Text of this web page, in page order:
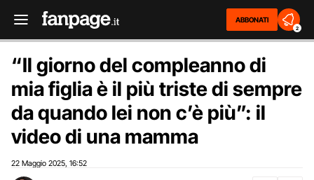
ABBONATI
2
“Il giorno del compleanno di
mia figlia è il più triste di sempre
da quando lei non c’è più”: il
video di una mamma
22 Maggio 2025 16:52